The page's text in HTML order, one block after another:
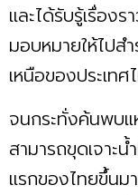
และได้รับรู้เรื่อง
มอบหมายให้ไปส
เหนือของประเทศ
จนกระทั่งค้นพบ
สามารถขุดเจาะ
แรกของไทยขึ้นม